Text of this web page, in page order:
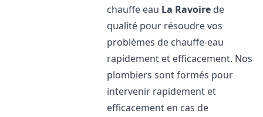
chauffe eau La Ravoire de
qualité pour résoudre vos
problèmes de chauffe-eau
rapidement et efficacement. Nos
plombiers sont formés pour
intervenir rapidement et
efficacement en cas de